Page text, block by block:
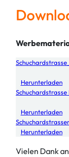
Herunterladen
Schuchardstrasse
Herunterladen
Herunterladen
Vielen Dank